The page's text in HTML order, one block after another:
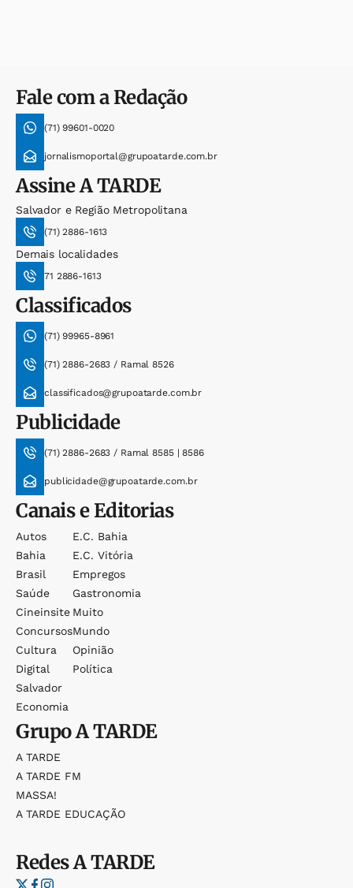
Fale com a Redação
(71) 99601-0020
jornalismoportal@grupoatarde.com.br
AssineA TARDE
Salvador e Região Metropolitana
(71) 2886-1613
Demais localidades
71 2886-1613
Classificados
(71) 99965-8961
(71) 2886-2683 / Ramal 8526
classificados@grupoatarde.com.br
Publicidade
(71) 2886-2683 / Ramal 8585 | 8586
publicidade@grupoatarde.com.br
Canais e Editorias
Autos
Bahia
Brasil
Saúde
Cineinsite
Concursos
Cultura
Digital
Salvador
Economia
E.c. Bahia
E.c. Vitória
Empregos
Gastronomia
Muito
Mundo
Opinião
Política
GrupoA TARDE
A TARDE
A TARDE FM
MASSA!
A TARDE EDUCAÇÃO
RedesA TARDE